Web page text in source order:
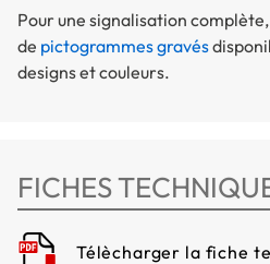
Pour une signalisation
de pictogrammes gravés
designs et couleurs.
FICHES
Télècharger la fiche